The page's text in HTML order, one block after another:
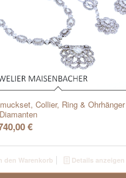
Collier, Ring & Ohrhänger
€
den Warenkorb Details anzeigen